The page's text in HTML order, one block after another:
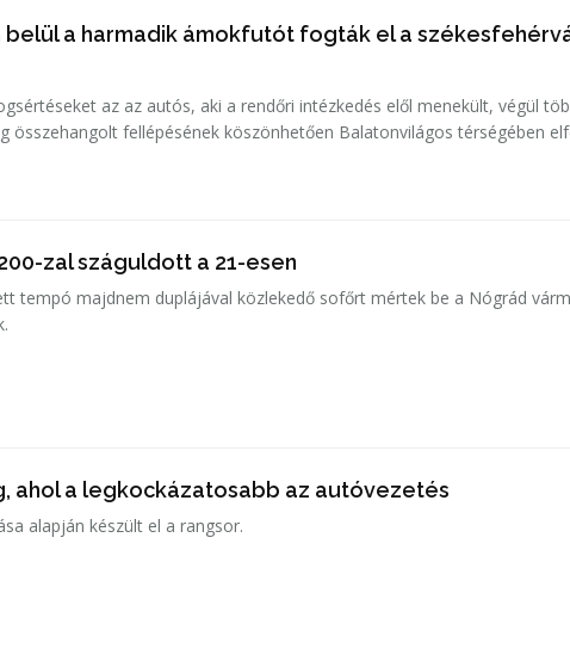
belül a harmadik ámokfutót fogták el a
az az autós, aki a rendőri intézkedés elől menekült, végül
összehangolt fellépésének köszönhetően Balatonvilágos térségében
zal száguldott a 21-esen
tempó majdnem duplájával közlekedő sofőrt mértek be a Nógrád
ahol a legkockázatosabb az autóvezetés
alapján készült el a rangsor.